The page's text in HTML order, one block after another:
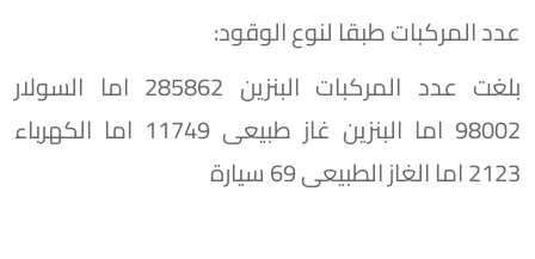
عدد المركبات طبقا لنوع الوقود:
بلغت عدد المركبات البنزين 285862 اما السولار
98002 اما البنزين غاز طبيعى 11749 اما الكهرباء
2123 اما الغاز الطبيعى 69 سيارة